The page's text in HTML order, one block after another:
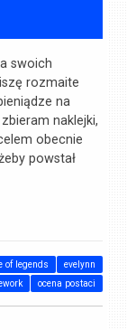
swoich
rozmaite
na
naklejki,
obecnie
powstał
evelynn
of legends
ocena postaci